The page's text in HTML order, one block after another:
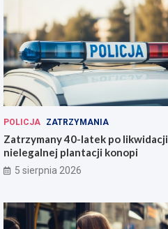
POLICJA ZATRZYMANIA
Zatrzymany 40-latek po likwidacji
nielegalnej plantacji konopi
5 sierpnia 2026